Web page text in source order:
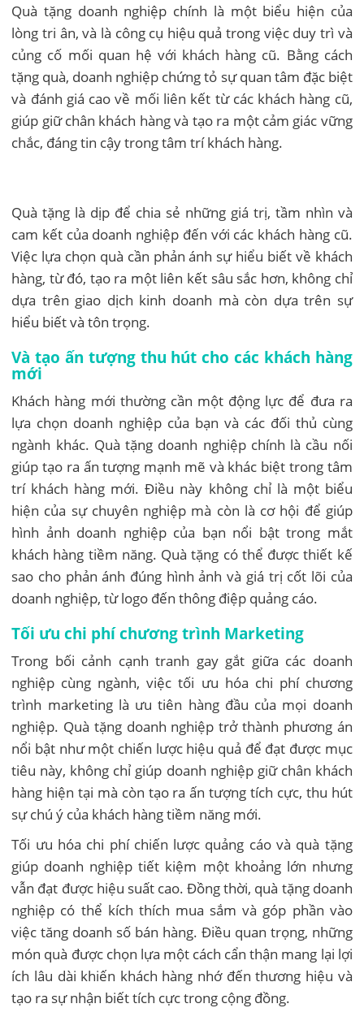
Quà tặng doanh nghiệp chính là một biểu hiện của
lòng tri ân, và là công cụ hiệu quả trong việc duy trì và
củng cố mối quan hệ với khách hàng cũ. Bằng cách
tặng quà, doanh nghiệp chứng tỏ sự quan tâm đặc biệt
và đánh giá cao về mối liên kết từ các khách hàng cũ,
giúp giữ chân khách hàng và tạo ra một cảm giác vững
chắc, đáng tin cậy trong tâm trí khách hàng.
Quà tặng là dịp để chia sẻ những giá trị, tầm nhìn và
cam kết của doanh nghiệp đến với các khách hàng cũ.
Việc lựa chọn quà cần phản ánh sự hiểu biết về khách
hàng, từ đó, tạo ra một liên kết sâu sắc hơn, không chỉ
dựa trên giao dịch kinh doanh mà còn dựa trên sự
hiểu biết và tôn trọng.
Và tạo ấn tượng thu hút cho các khách hàng
mới
Khách hàng mới thường cần một động lực để đưa ra
lựa chọn doanh nghiệp của bạn và các đối thủ cùng
ngành khác. Quà tặng doanh nghiệp chính là cầu nối
giúp tạo ra ấn tượng mạnh mẽ và khác biệt trong tâm
trí khách hàng mới. Điều này không chỉ là một biểu
hiện của sự chuyên nghiệp mà còn là cơ hội để giúp
hình ảnh doanh nghiệp của bạn nổi bật trong mắt
khách hàng tiềm năng. Quà tặng có thể được thiết kế
sao cho phản ánh đúng hình ảnh và giá trị cốt lõi của
doanh nghiệp, từ logo đến thông điệp quảng cáo.
Tối ưu chi phí chương trình Marketing
Trong bối cảnh cạnh tranh gay gắt giữa các doanh
nghiệp cùng ngành, việc tối ưu hóa chi phí chương
trình marketing là ưu tiên hàng đầu của mọi doanh
nghiệp. Quà tặng doanh nghiệp trở thành phương án
nổi bật như một chiến lược hiệu quả để đạt được mục
tiêu này, không chỉ giúp doanh nghiệp giữ chân khách
hàng hiện tại mà còn tạo ra ấn tượng tích cực, thu hút
sự chú ý của khách hàng tiềm năng mới.
Tối ưu hóa chi phí chiến lược quảng cáo và quà tặng
giúp doanh nghiệp tiết kiệm một khoảng lớn nhưng
vẫn đạt được hiệu suất cao. Đồng thời, quà tặng doanh
nghiệp có thể kích thích mua sắm và góp phần vào
việc tăng doanh số bán hàng. Điều quan trọng, những
món quà được chọn lựa một cách cẩn thận mang lại lợi
ích lâu dài khiến khách hàng nhớ đến thương hiệu và
tạo ra sự nhận biết tích cực trong cộng đồng.